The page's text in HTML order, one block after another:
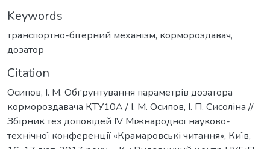
Keywords
транспортно-бітерний механізм, кормороздавач,
дозатор
Citation
Осипов, І. М. Обґрунтування параметрів дозатора
кормороздавача КТУ10А / І. М. Осипов, І. П. Сисоліна //
Збірник тез доповідей ІV Міжнародної науково-
технічної конференції «Крамаровські читання», Київ,